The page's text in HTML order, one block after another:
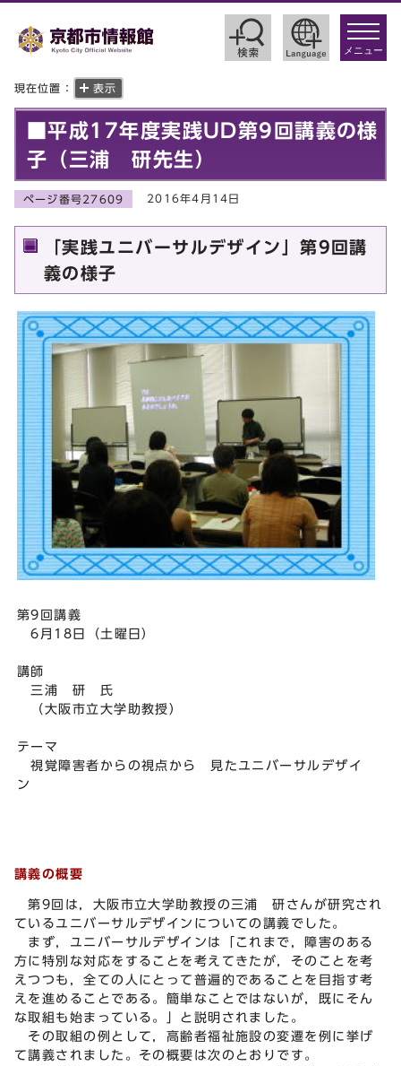
toggle
メニュー
現在位置： 表示
■平成17年度実践UD第9回講義の様
子（三浦 研先生）
ページ番号27609 2016年4月14日
「実践ユニバーサルデザイン」第9回講
義の様子
第9回講義
6月18日（土曜日）
講師
三浦 研 氏
（大阪市立大学助教授）
テーマ
視覚障害者からの視点から 見たユニバーサルデザイ
ン
講義の概要
第9回は，大阪市立大学助教授の三浦 研さんが研究され
ているユニバーサルデザインについての講義でした。
まず，ユニバーサルデザインは「これまで，障害のある
方に特別な対応をすることを考えてきたが，そのことを考
えつつも，全ての人にとって普遍的であることを目指す考
えを進めることである。簡単なことではないが，既にそん
な取組も始まっている。」と説明されました。
その取組の例として，高齢者福祉施設の変遷を例に挙げ
て講義されました。その概要は次のとおりです。